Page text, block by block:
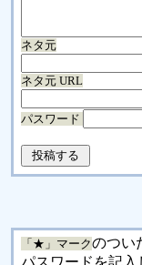
ネタ元
ネタ元 URL
パスワード
「★」マークのつい
パスワードを記